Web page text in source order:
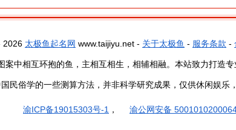
2026 太极鱼起名网 www.taijiyu.net - 关于太极鱼 - 服务条款 -
案中相互环抱的鱼，主相互相生，相辅相融。本站致力打造专
民俗学的一些测算方法，并非科学研究成果，仅供休闲娱乐
渝ICP备19015303号-1 ， 渝公网安备